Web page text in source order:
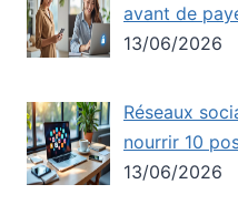
avant de
13/06/2026
Réseaux
nourrir 10
13/06/2026